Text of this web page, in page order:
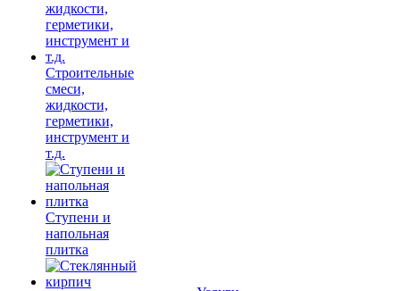
Строительные
смеси,
жидкости,
герметики,
инструмент и
т.д.
Ступени и
напольная
плитка